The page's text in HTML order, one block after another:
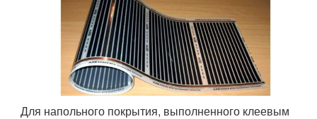
Для напольного покрытия, выполненного клеевым